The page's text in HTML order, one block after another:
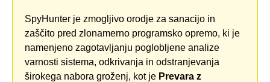
SpyHunter je zmogljivo orodje za sanacijo in
zaščito pred zlonamerno programsko opremo, ki je
namenjeno zagotavljanju poglobljene analize
varnosti sistema, odkrivanja in odstranjevanja
širokega nabora groženj, kot je Prevara z